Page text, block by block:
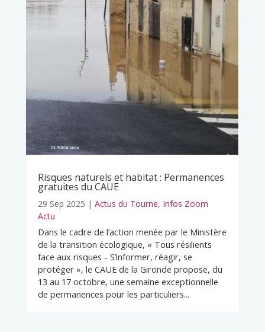
Risques naturels et habitat : Permanences
gratuites du CAUE
29 Sep 2025 | Actus du Tourne, Infos Zoom
Actu
Dans le cadre de l’action menée par le Ministère
de la transition écologique, « Tous résilients
face aux risques - S’informer, réagir, se
protéger », le CAUE de la Gironde propose, du
13 au 17 octobre, une semaine exceptionnelle
de permanences pour les particuliers...